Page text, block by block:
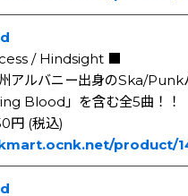
/ Hindsight ■
アルバニー出身のSka/
Blood」を含む全5曲！！
円 (税込)
product/